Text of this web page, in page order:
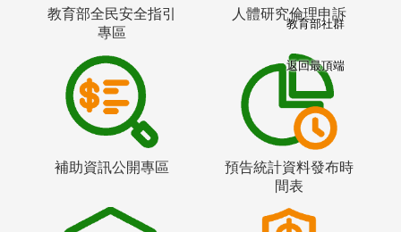
教育部全民安全指引
專區
人體研究倫理申訴
補助資訊公開專區
預告統計資料發布時
間表
教育部社群
返回最頂端